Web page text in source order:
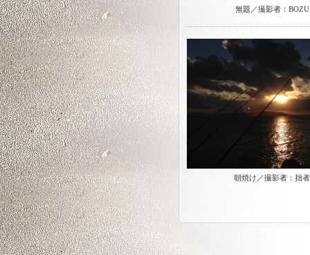
無題／撮影者：BOZU
朝焼け／撮影者：拙者